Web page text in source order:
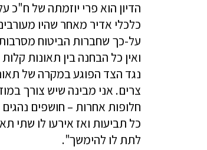
הדיון הוא פרי יוזמתה של ח"כ
כלכלי אדיר מאחר שהיו
על-כך שחברות הביטוח
ואין כל הבחנה בין תאונות
נגד הצד הפוגע במקרה של
צרים. אני מבינה שיש צורך
כל תביעות ואז אירעו לו שתי
לתת לו להימשך".